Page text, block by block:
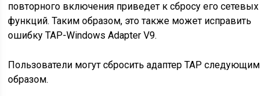
повторного включения приведет к сбросу его сетевых
функций. Таким образом, это также может исправить
ошибку TAP-Windows Adapter V9.
Пользователи могут сбросить адаптер TAP следующим
образом.